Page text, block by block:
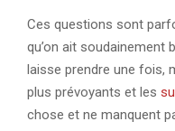
Ces questions sont
qu’on ait soudainement
laisse prendre une fois,
plus prévoyants et les
chose et ne manquent